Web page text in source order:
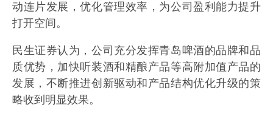
动连片发展，优化管理效率，为公司盈利能力提升
打开空间。
民生证券认为，公司充分发挥青岛啤酒的品牌和品
质优势，加快听装酒和精酿产品等高附加值产品的
发展，不断推进创新驱动和产品结构优化升级的策
略收到明显效果。